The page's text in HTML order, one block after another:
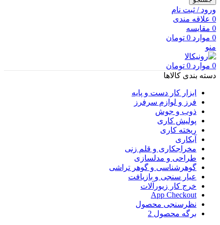
ورود / ثبت نام
0 علاقه مندی
0 مقایسه
0 موارد 0 تومان
منو
0 موارد 0 تومان
دسته بندی کالاها
ابزار کار دست و پایه
فرز و لوازم سرفرز
ذوب و جوش
پولیش کاری
ریخته کاری
آبکاری
مخراجکاری و قلم زنی
طراحی و مدلسازی
گوهرشناسی و گوهر تراشی
عیار سنجی و بازیافت
خرج کار زیورآلات
App Checkout
نظرسنجی محصول
برگه محصول 2